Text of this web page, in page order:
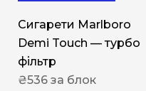
Сигарети Marlboro
Demi Touch — турбо
фільтр
₴536 за блок